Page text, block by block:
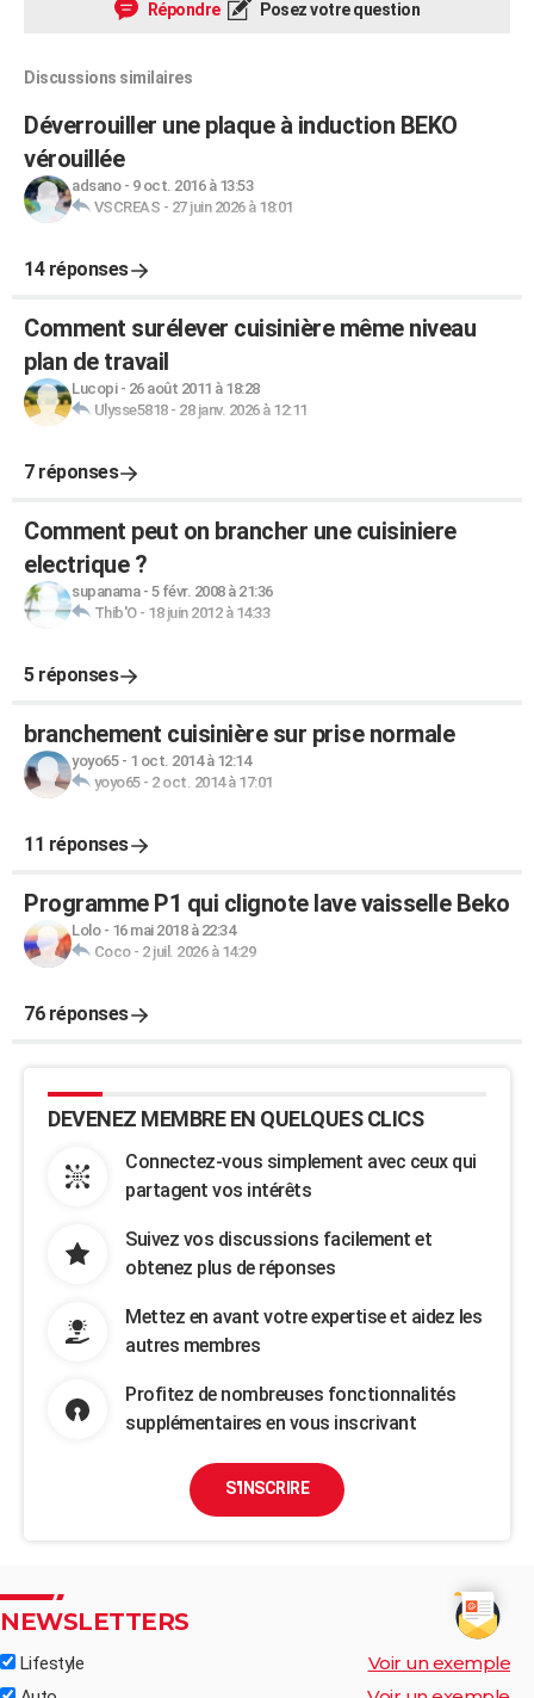
Répondre Posez votre question
Discussions similaires
Déverrouiller une plaque à induction BEKO
vérouillée
adsano- 9 oct. 2016 à 13:53
VSCREAS - 27 juin 2026 à 18:01
14 réponses
Comment surélever cuisinière même niveau
plan de travail
Lucopi- 26 août 2011 à 18:28
Ulysse5818- 28 janv. 2026 à 12:11
7 réponses
Comment peut on brancher une cuisiniere
electrique ?
supanama- 5 févr. 2008 à 21:36
Thib'O- 18 juin 2012 à 14:33
5 réponses
branchement cuisinière sur prise normale
yoyo65- 1 oct. 2014 à 12:14
yoyo65- 2 oct. 2014 à 17:01
11 réponses
Programme P1 qui clignote lave vaisselle Beko
Lolo- 16 mai 2018 à 22:34
Coco- 2 juil. 2026 à 14:29
76 réponses
DEVENEZ MEMBRE EN QUELQUES CLICS
Connectez-vous simplement avec ceux qui
partagent vos intérêts
Suivez vos discussions facilement et
obtenez plus de réponses
Mettez en avant votre expertise et aidez les
autres membres
Profitez de nombreuses fonctionnalités
supplémentaires en vous inscrivant
S'INSCRIRE
NEWSLETTERS
Lifestyle Voir un exemple